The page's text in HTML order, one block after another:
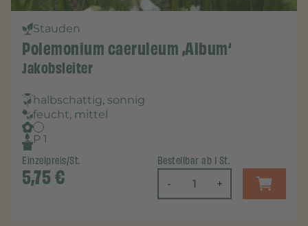
Stauden
Polemonium caeruleum ‚Album‘
Jakobsleiter
halbschattig, sonnig
feucht, mittel
P 1
Einzelpreis/St.
5,75€
Bestellbar ab 1 St.
- +